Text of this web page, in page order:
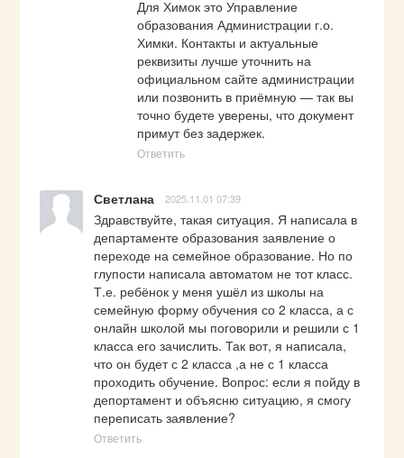
Для Химок это Управление
образования Администрации г.о.
Химки. Контакты и актуальные
реквизиты лучше уточнить на
официальном сайте администрации
или позвонить в приёмную — так вы
точно будете уверены, что документ
примут без задержек.
Ответить
Светлана 2025.11.01 07:39
Здравствуйте, такая ситуация. Я написала в
департаменте образования заявление о
переходе на семейное образование. Но по
глупости написала автоматом не тот класс.
Т.е. ребёнок у меня ушёл из школы на
семейную форму обучения со 2 класса, а с
онлайн школой мы поговорили и решили с 1
класса его зачислить. Так вот, я написала,
что он будет с 2 класса ,а не с 1 класса
проходить обучение. Вопрос: если я пойду в
депортамент и объясню ситуацию, я смогу
переписать заявление?
Ответить